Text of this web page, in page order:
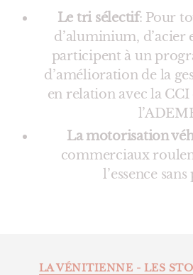
Le tri sélectif: Pour
d’aluminium, d’acier
participent à un
d’amélioration de la
en relation avec la CCI
La motorisation
commerciaux
l’essence
LA VÉNITIENNE - LES